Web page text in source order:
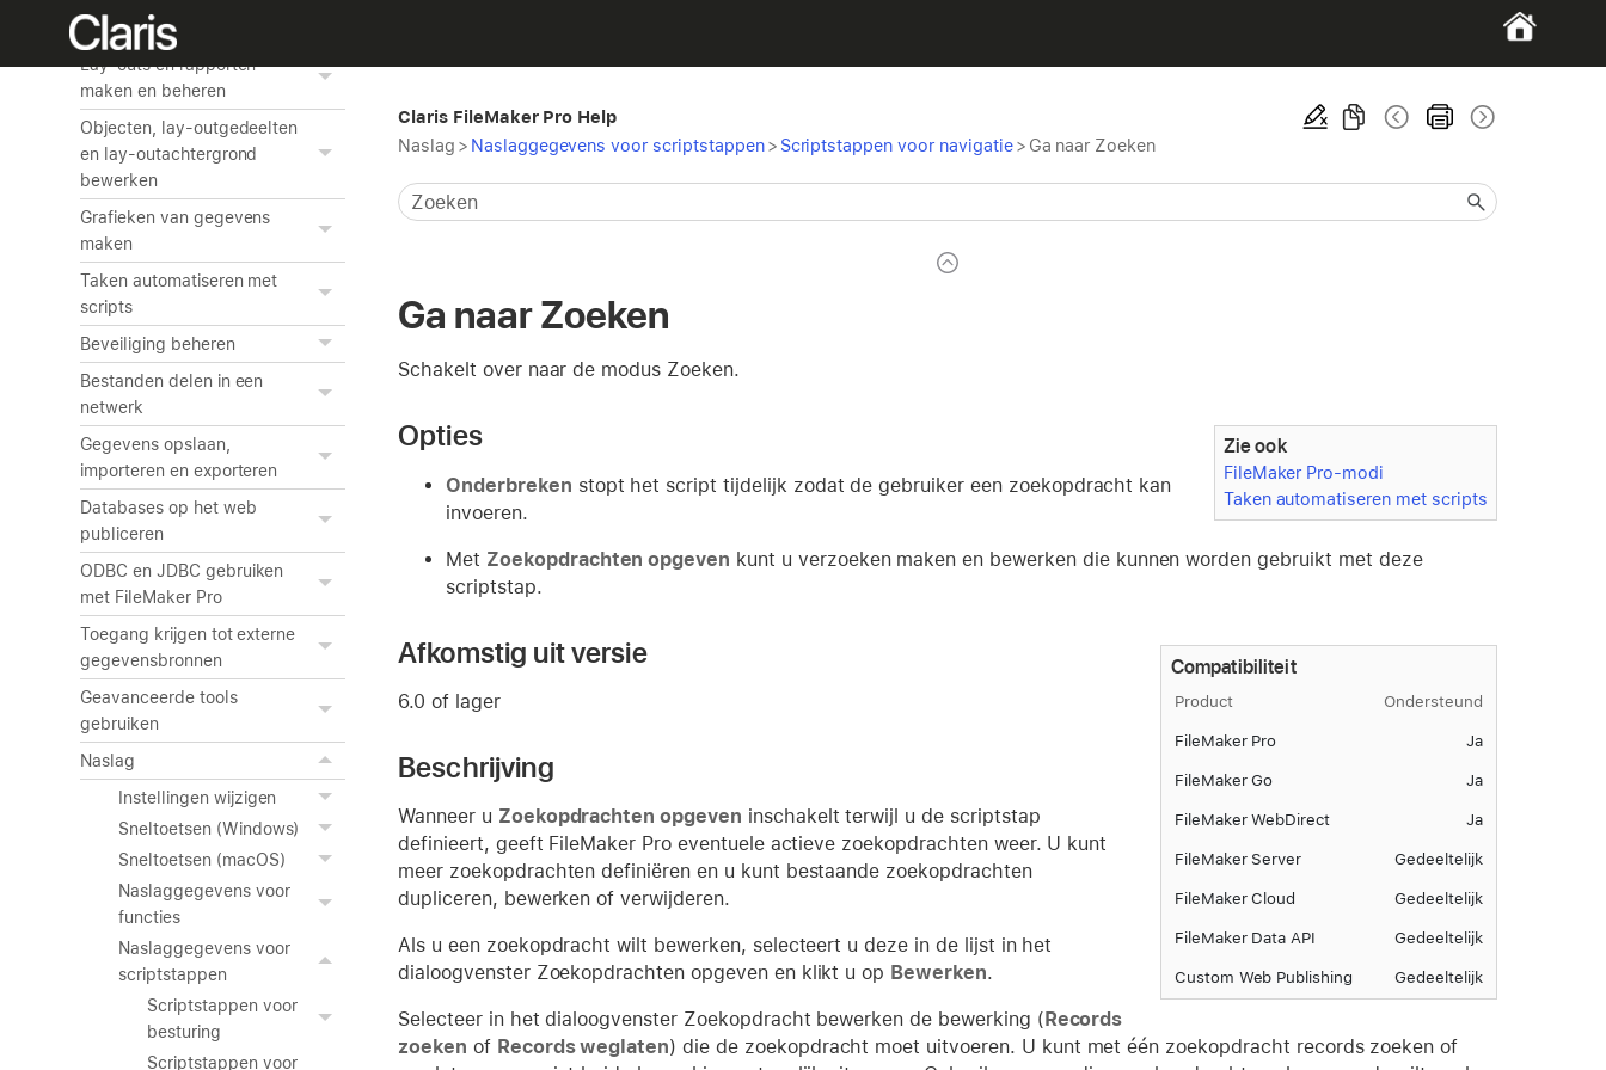
tabellen
Lay-outs en rapporten
maken en beheren
Objecten, lay-outgedeelten
en lay-outachtergrond
bewerken
Grafieken van gegevens
maken
Taken automatiseren met
scripts
Beveiliging beheren
Bestanden delen in een
netwerk
Gegevens opslaan,
importeren en exporteren
Databases op het web
publiceren
ODBC en JDBC gebruiken
met FileMaker Pro
Toegang krijgen tot externe
gegevensbronnen
Geavanceerde tools
gebruiken
Naslag
Instellingen wijzigen
Sneltoetsen (Windows)
Sneltoetsen (macOS)
Naslaggegevens voor
functies
Naslaggegevens voor
scriptstappen
Scriptstappen voor
besturing
Scriptstappen voor
Claris FileMaker Pro Help
Naslag > Naslaggegevens voor scriptstappen> Scriptstappen voor navigatie > Ga naar Zoeken
Ga naar Zoeken
Schakelt over naar de modus Zoeken.
Zie ook
FileMaker Pro-modi
Taken automatiseren met scripts
Opties
Onderbreken stopt het script tijdelijk zodat de gebruiker een zoekopdracht kan
invoeren.
Met Zoekopdrachten opgeven kunt u verzoeken maken en bewerken die kunnen worden gebruikt met deze
scriptstap.
Compatibiliteit
Product Ondersteund
FileMaker Pro Ja
FileMaker Go Ja
FileMaker WebDirect Ja
FileMaker Server Gedeeltelijk
FileMaker Cloud Gedeeltelijk
FileMaker Data API Gedeeltelijk
Custom Web Publishing Gedeeltelijk
Afkomstig uit versie
6.0 of lager
Beschrijving
Wanneer u Zoekopdrachten opgeven inschakelt terwijl u de scriptstap
definieert, geeft FileMaker Pro eventuele actieve zoekopdrachten weer. U kunt
meer zoekopdrachten definiëren en u kunt bestaande zoekopdrachten
dupliceren, bewerken of verwijderen.
Als u een zoekopdracht wilt bewerken, selecteert u deze in de lijst in het
dialoogvenster Zoekopdrachten opgeven en klikt u op Bewerken.
Selecteer in het dialoogvenster Zoekopdracht bewerken de bewerking (Records
zoeken of Records weglaten) die de zoekopdracht moet uitvoeren. U kunt met één zoekopdracht records zoeken of